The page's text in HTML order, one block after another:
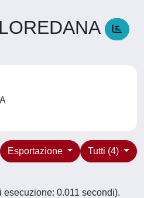
Tutti (4)
Esportazione
esecuzione: 0.011 secondi).